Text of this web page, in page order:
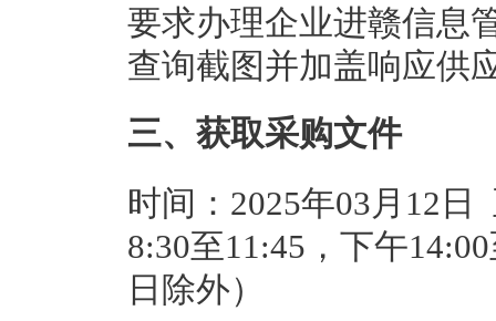
要求办理企业进赣信息
查询截图并加盖响应供
三、获取采购文件
时间：2025年03月12
8:30至11:45，下午
日除外）